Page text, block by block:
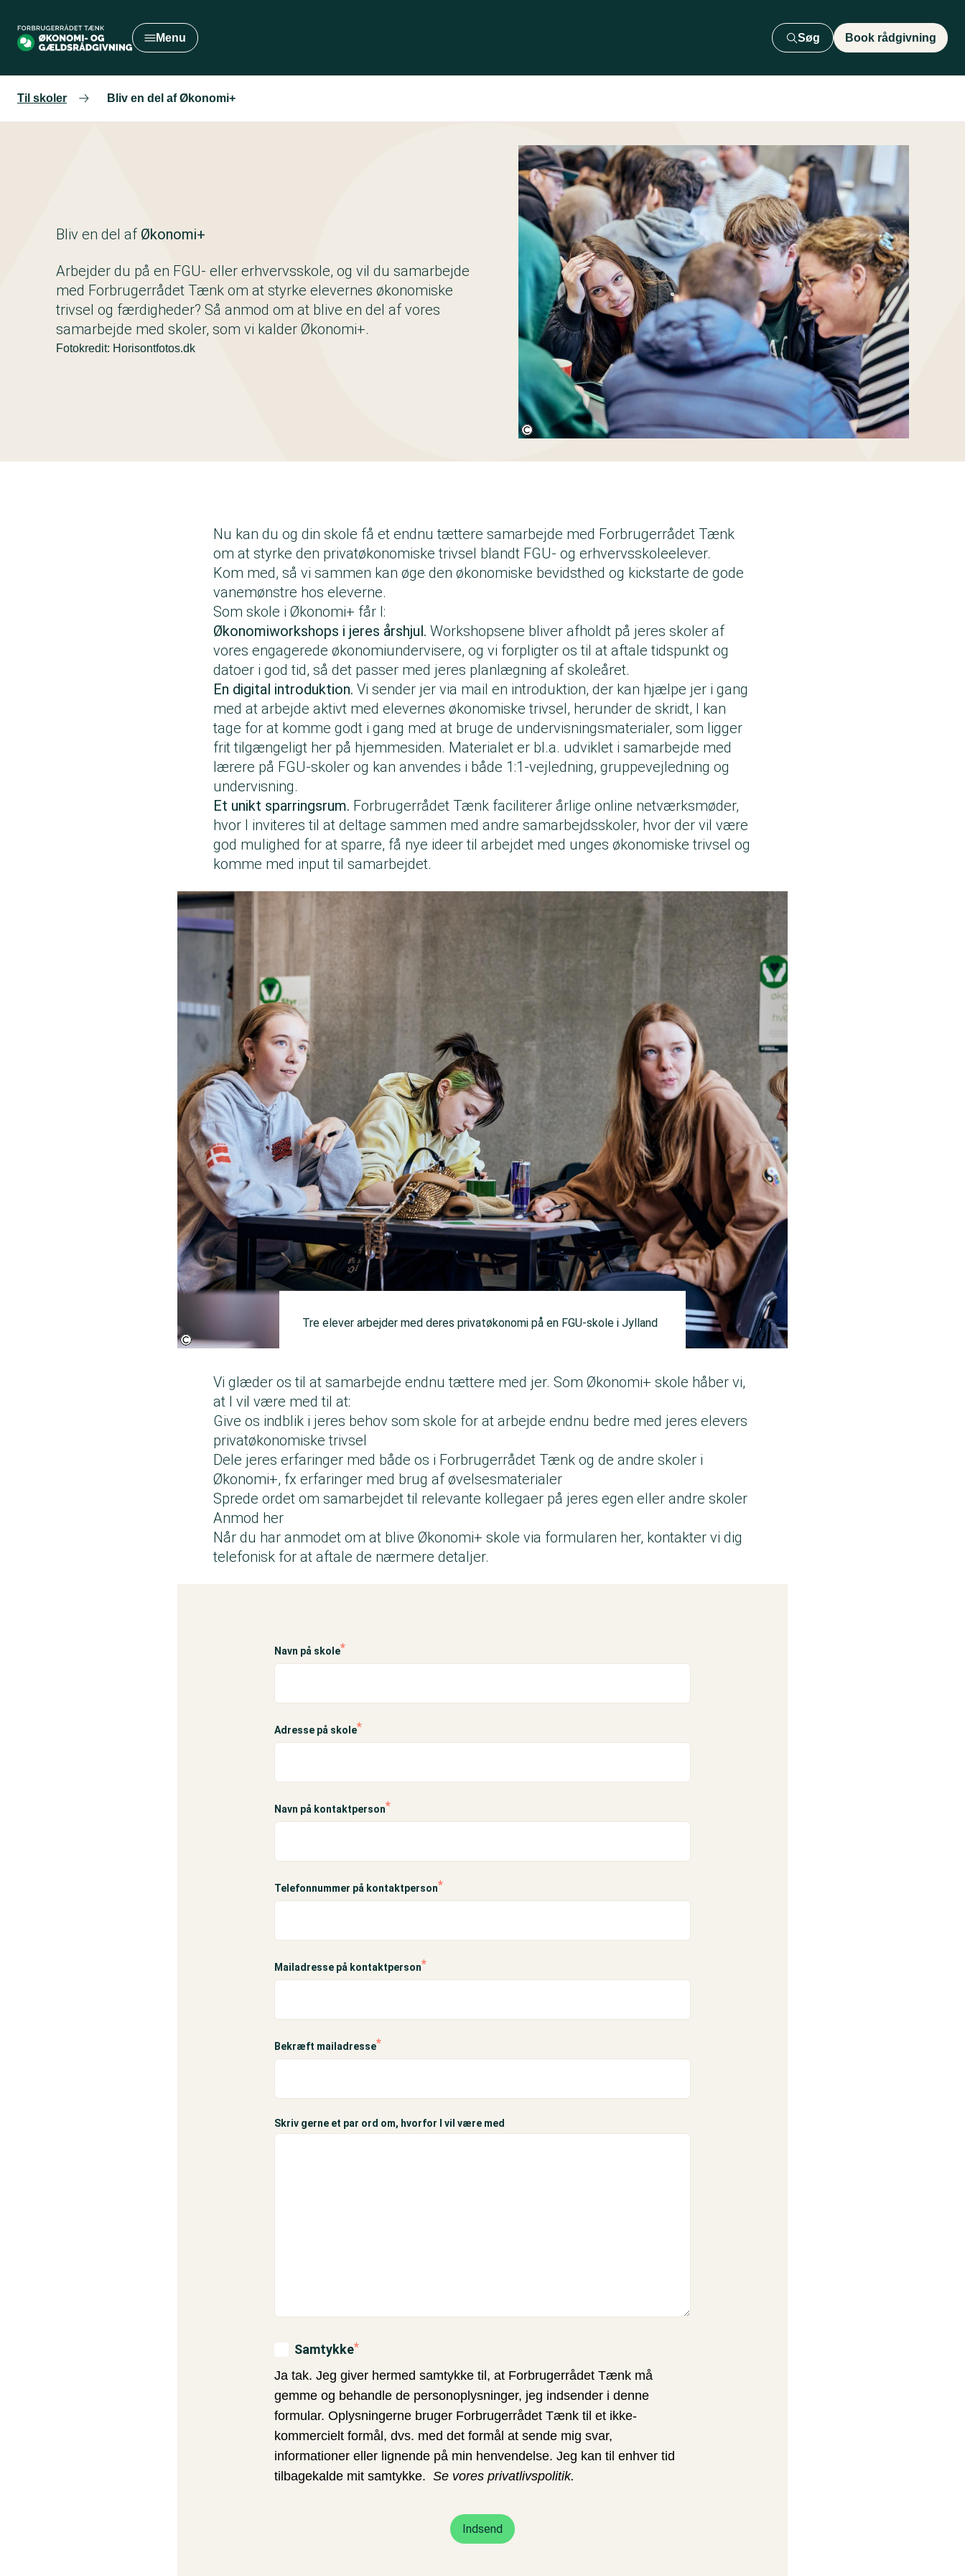
hovedindhold
Menu Søg Book rådgivning
Til skoler Bliv en del af Økonomi+
Bliv en del af Økonomi+
Arbejder du på en FGU- eller erhvervsskole, og vil du samarbejde
med Forbrugerrådet Tænk om at styrke elevernes økonomiske
trivsel og færdigheder? Så anmod om at blive en del af vores
samarbejde med skoler, som vi kalder Økonomi+.
Fotokredit: Horisontfotos.dk
Fotokredit:
Horisontfotos.dk
Nu kan du og din skole få et endnu tættere samarbejde med Forbrugerrådet Tænk
om at styrke den privatøkonomiske trivsel blandt FGU- og erhvervsskoleelever.
Kom med, så vi sammen kan øge den økonomiske bevidsthed og kickstarte de gode
vanemønstre hos eleverne.
Som skole i Økonomi+ får I:
Økonomiworkshops i jeres årshjul. Workshopsene bliver afholdt på jeres skoler af
vores engagerede økonomiundervisere, og vi forpligter os til at aftale tidspunkt og
datoer i god tid, så det passer med jeres planlægning af skoleåret.
En digital introduktion. Vi sender jer via mail en introduktion, der kan hjælpe jer i gang
med at arbejde aktivt med elevernes økonomiske trivsel, herunder de skridt, I kan
tage for at komme godt i gang med at bruge de undervisningsmaterialer, som ligger
frit tilgængeligt her på hjemmesiden. Materialet er bl.a. udviklet i samarbejde med
lærere på FGU-skoler og kan anvendes i både 1:1-vejledning, gruppevejledning og
undervisning.
Et unikt sparringsrum. Forbrugerrådet Tænk faciliterer årlige online netværksmøder,
hvor I inviteres til at deltage sammen med andre samarbejdsskoler, hvor der vil være
god mulighed for at sparre, få nye ideer til arbejdet med unges økonomiske trivsel og
komme med input til samarbejdet.
Tre elever arbejder med deres privatøkonomi på en FGU-skole i Jylland
Vi glæder os til at samarbejde endnu tættere med jer. Som Økonomi+ skole håber vi,
at I vil være med til at:
Give os indblik i jeres behov som skole for at arbejde endnu bedre med jeres elevers
privatøkonomiske trivsel
Dele jeres erfaringer med både os i Forbrugerrådet Tænk og de andre skoler i
Økonomi+, fx erfaringer med brug af øvelsesmaterialer
Sprede ordet om samarbejdet til relevante kollegaer på jeres egen eller andre skoler
Anmod her
Når du har anmodet om at blive Økonomi+ skole via formularen her, kontakter vi dig
telefonisk for at aftale de nærmere detaljer.
Navn på skole
Adresse på skole
Navn på kontaktperson
Telefonnummer på kontaktperson
Mailadresse på kontaktperson
Bekræft mailadresse
Skriv gerne et par ord om, hvorfor I vil være med
Samtykke
Ja tak. Jeg giver hermed samtykke til, at Forbrugerrådet Tænk må
gemme og behandle de personoplysninger, jeg indsender i denne
formular. Oplysningerne bruger Forbrugerrådet Tænk til et ikke-
kommercielt formål, dvs. med det formål at sende mig svar,
informationer eller lignende på min henvendelse. Jeg kan til enhver tid
tilbagekalde mit samtykke. Se vores privatlivspolitik.